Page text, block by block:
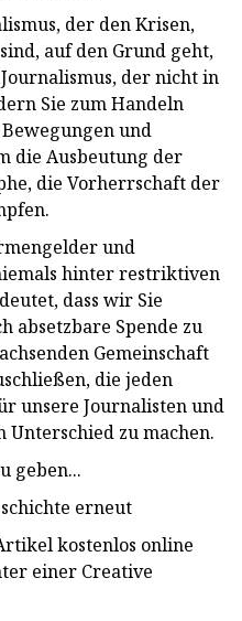
der den Krisen,
auf den Grund geht,
Journalismus, der nicht in
Sie zum Handeln
und
die Ausbeutung der
die Vorherrschaft der
und
hinter restriktiven
dass wir Sie
absetzbare Spende zu
Gemeinschaft
die jeden
unsere Journalisten und
zu machen.
geben...
erneut
kostenlos online
einer Creative